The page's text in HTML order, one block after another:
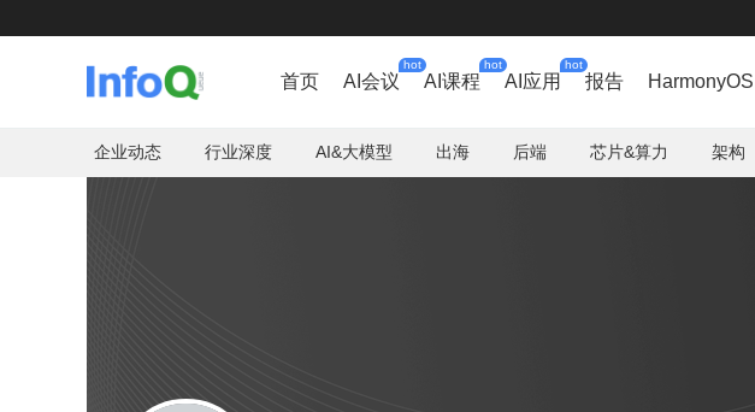
首页 AI会议
hot
AI课程
hot
AI应用
hot
报告 HarmonyOS
企业动态 行业深度 AI&大模型 出海 后端 芯片&算力 架构